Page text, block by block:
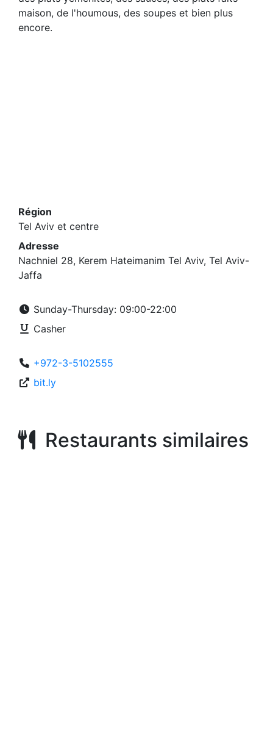
maison, de l'houmous, des soupes et bien plus
encore.
Région
Tel Aviv et centre
Adresse
Nachniel 28, Kerem Hateimanim Tel Aviv, Tel Aviv-
Jaffa
Sunday-Thursday: 09:00-22:00
Casher
+972-3-5102555
bit.ly
Restaurants similaires